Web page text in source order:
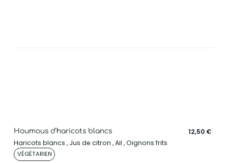
Houmous d’haricots blancs
Haricots blancs , Jus de citron , Ail , Oignons frits
VÉGÉTARIEN
12,50 €